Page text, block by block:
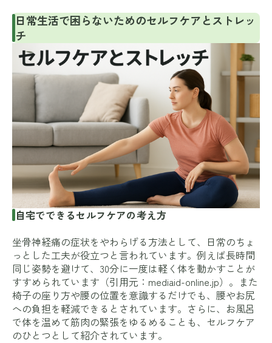
日常生活で困らないためのセルフケアとストレッ
チ
自宅でできるセルフケアの考え方
坐骨神経痛の症状をやわらげる方法として、日常のちょ
っとした工夫が役立つと言われています。例えば長時間
同じ姿勢を避けて、30分に一度は軽く体を動かすことが
すすめられています（引用元： mediaid-online.jp）。また
椅子の座り方や腰の位置を意識するだけでも、腰やお尻
への負担を軽減できるとされています。さらに、お風呂
で体を温めて筋肉の緊張をゆるめることも、セルフケア
のひとつとして紹介されています。